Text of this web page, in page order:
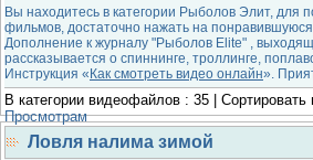
Вы находитесь в категории Рыболов Элит, для
фильмов, достаточно нажать на
Дополнение к журналу "Рыболов Elite" ,
рассказывается о спиннинге, троллинге,
Инструкция « Как смотреть видео онлайн».
В категории видеофайлов : 35 | Сортировать
Просмотрам
Ловля налима зимой